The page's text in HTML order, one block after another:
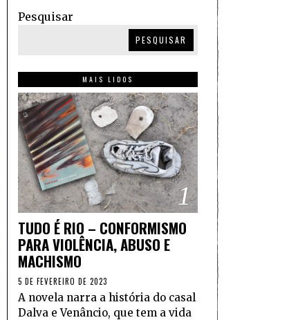
Pesquisar
PESQUISAR
MAIS LIDOS
1
TUDO É RIO – CONFORMISMO
PARA VIOLÊNCIA, ABUSO E
MACHISMO
5 DE FEVEREIRO DE 2023
A novela narra a história do casal
Dalva e Venâncio, que tem a vida